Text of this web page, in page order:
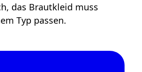
das Brautkleid muss
Typ passen.